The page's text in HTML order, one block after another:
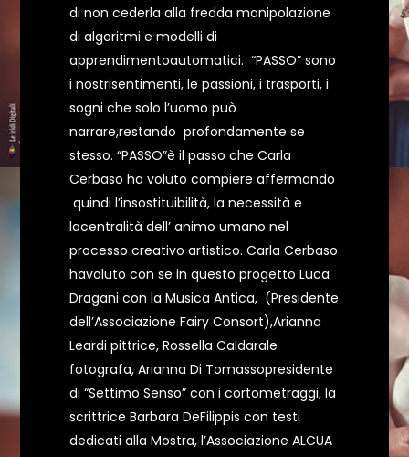
di non cederla alla fredda manipolazione
di algoritmi e modelli di
apprendimentoautomatici. “PASSO” sono
i nostrisentimenti, le passioni, i trasporti, i
sogni che solo l’uomo può
narrare,restando profondamente se
stesso. “PASSO”è il passo che Carla
Cerbaso ha voluto compiere affermando
quindi l’insostituibilità, la necessità e
lacentralità dell’ animo umano nel
processo creativo artistico. Carla Cerbaso
havoluto con se in questo progetto Luca
Dragani con la Musica Antica, (Presidente
dell’Associazione Fairy Consort),Arianna
Leardi pittrice, Rossella Caldarale
fotografa, Arianna Di Tomassopresidente
di “Settimo Senso” con i cortometraggi, la
scrittrice Barbara DeFilippis con testi
dedicati alla Mostra, l’Associazione ALCUA